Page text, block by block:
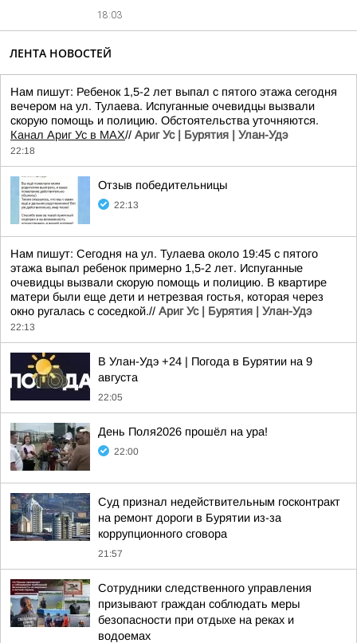
18:03
ЛЕНТА НОВОСТЕЙ
Нам пишут: Ребенок 1,5-2 лет выпал с пятого этажа сегодня
вечером на ул. Тулаева. Испуганные очевидцы вызвали
скорую помощь и полицию. Обстоятельства уточняются.
Канал Ариг Ус в MAX// Ариг Ус | Бурятия | Улан-Удэ
22:18
Отзыв победительницы
22:13
Нам пишут: Сегодня на ул. Тулаева около 19:45 с пятого
этажа выпал ребенок примерно 1,5-2 лет. Испуганные
очевидцы вызвали скорую помощь и полицию. В квартире
матери были еще дети и нетрезвая гостья, которая через
окно ругалась с соседкой.// Ариг Ус | Бурятия | Улан-Удэ
22:13
В Улан-Удэ +24 | Погода в Бурятии на 9
августа
22:05
День Поля2026 прошёл на ура!
22:00
Суд признал недействительным госконтракт
на ремонт дороги в Бурятии из-за
коррупционного сговора
21:57
Сотрудники следственного управления
призывают граждан соблюдать меры
безопасности при отдыхе на реках и
водоемах